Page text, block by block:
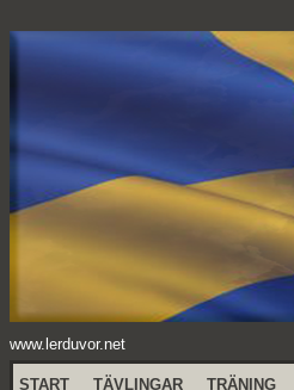
www.lerduvor.net
START TÄVLINGAR TRÄNING